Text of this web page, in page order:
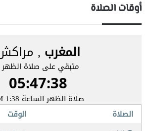
أوقات الصلاة